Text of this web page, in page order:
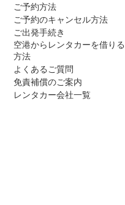
ご予約方法
ご予約のキャンセル方法
ご出発手続き
空港からレンタカーを借りる
方法
よくあるご質問
免責補償のご案内
レンタカー会社一覧